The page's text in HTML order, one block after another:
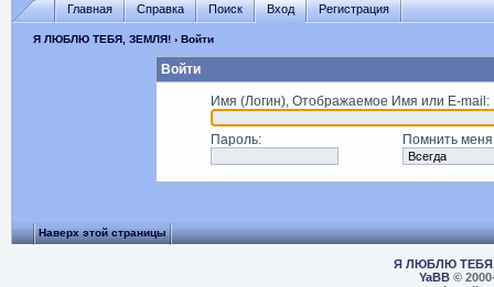
Главная Справка Поиск Вход Регистрация
Я ЛЮБЛЮ ТЕБЯ, ЗЕМЛЯ!› Войти
Войти
Имя (Логин), Отображаемое Имя или E-mail :
Пароль: Помнить меня
Наверх этой страницы
Я ЛЮБЛЮ
YaBB©